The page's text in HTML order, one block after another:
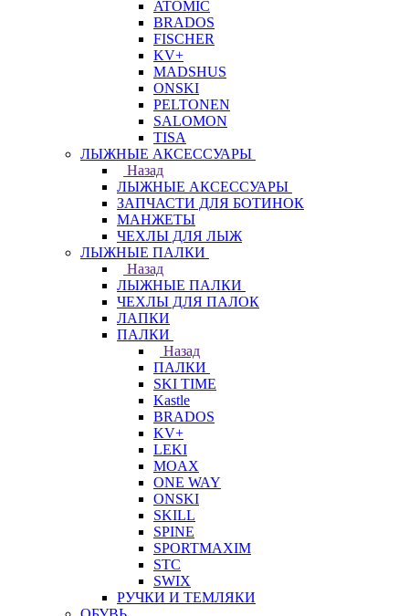
ATOMIC
BRADOS
FISCHER
KV+
MADSHUS
ONSKI
PELTONEN
SALOMON
TISA
ЛЫЖНЫЕ АКСЕССУАРЫ
Назад
ЛЫЖНЫЕ АКСЕССУАРЫ
ЗАПЧАСТИ ДЛЯ БОТИНОК
МАНЖЕТЫ
ЧЕХЛЫ ДЛЯ ЛЫЖ
ЛЫЖНЫЕ ПАЛКИ
Назад
ЛЫЖНЫЕ ПАЛКИ
ЧЕХЛЫ ДЛЯ ПАЛОК
ЛАПКИ
ПАЛКИ
Назад
ПАЛКИ
SKI TIME
Kastle
BRADOS
KV+
LEKI
MOAX
ONE WAY
ONSKI
SKILL
SPINE
SPORTMAXIM
STC
SWIX
РУЧКИ И ТЕМЛЯКИ